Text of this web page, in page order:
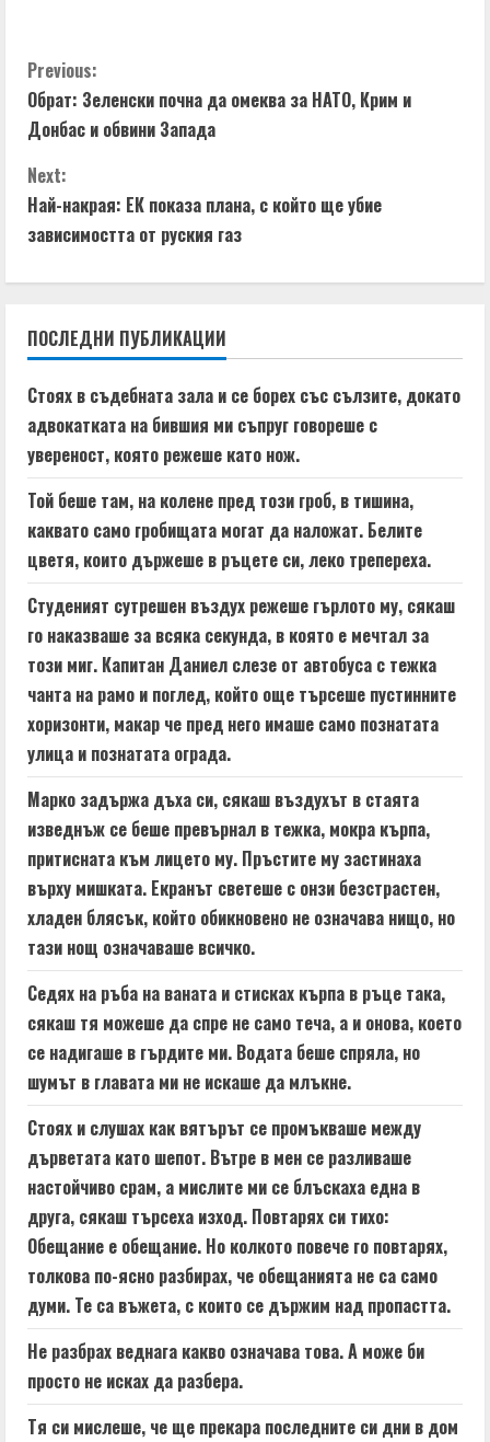
C
o
n
t
u
e
R
e
a
d
i
n
g
Previous:
Обрат: Зеленски почна да омеква за НАТО, Крим и
Донбас и обвини Запада
Next:
Най-накрая: ЕК показа плана, с който ще убие
зависимостта от руския газ
ПОСЛЕДНИ ПУБЛИКАЦИИ
Стоях в съдебната зала и се борех със сълзите, докато
адвокатката на бившия ми съпруг говореше с
увереност, която режеше като нож.
Той беше там, на колене пред този гроб, в тишина,
каквато само гробищата могат да наложат. Белите
цветя, които държеше в ръцете си, леко трепереха.
Студеният сутрешен въздух режеше гърлото му, сякаш
го наказваше за всяка секунда, в която е мечтал за
този миг. Капитан Даниел слезе от автобуса с тежка
чанта на рамо и поглед, който още търсеше пустинните
хоризонти, макар че пред него имаше само познатата
улица и познатата ограда.
Марко задържа дъха си, сякаш въздухът в стаята
изведнъж се беше превърнал в тежка, мокра кърпа,
притисната към лицето му. Пръстите му застинаха
върху мишката. Екранът светеше с онзи безстрастен,
хладен блясък, който обикновено не означава нищо, но
тази нощ означаваше всичко.
Седях на ръба на ваната и стисках кърпа в ръце така,
сякаш тя можеше да спре не само теча, а и онова, което
се надигаше в гърдите ми. Водата беше спряла, но
шумът в главата ми не искаше да млъкне.
Стоях и слушах как вятърът се промъкваше между
дърветата като шепот. Вътре в мен се разливаше
настойчиво срам, а мислите ми се блъскаха една в
друга, сякаш търсеха изход. Повтарях си тихо:
Обещание е обещание. Но колкото повече го повтарях,
толкова по-ясно разбирах, че обещанията не са само
думи. Те са въжета, с които се държим над пропастта.
Не разбрах веднага какво означава това. А може би
просто не исках да разбера.
Тя си мислеше, че ще прекара последните си дни в дом